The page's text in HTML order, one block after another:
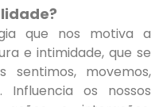
que nos motiva a
e intimidade, que se
movemos,
os nossos